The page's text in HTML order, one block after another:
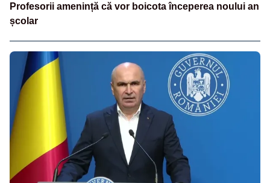
Profesorii amenință că vor boicota începerea noului an
școlar